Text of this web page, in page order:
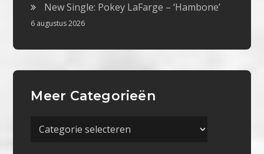
New Single: Pokey LaFarge – ‘Hambone’
6 augustus 2026
Meer Categorieën
Meer